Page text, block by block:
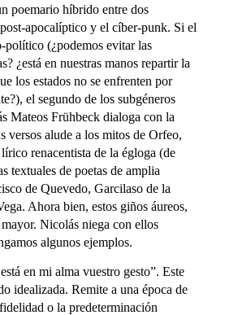
poemario híbrido entre dos
apocalíptico y el cíber-punk. Si el
político (¿podemos evitar las
¿está en nuestras manos repartir la
los estados no se enfrenten por
el segundo de los subgéneros
Mateos Frühbeck dialoga con la
versos alude a los mitos de Orfeo,
renacentista de la égloga (de
textuales de poetas de amplia
de Quevedo, Garcilaso de la
Ahora bien, estos giños áureos,
Nicolás niega con ellos
algunos ejemplos.
en mi alma vuestro gesto”. Este
idealizada. Remite a una época de
o la predeterminación